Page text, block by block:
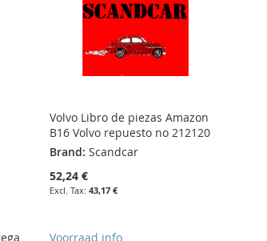
Volvo Libro de piezas Amazon
B16 Volvo repuesto no 212120
Brand: Scandcar
52,24 €
43,17 €
Voorraad info